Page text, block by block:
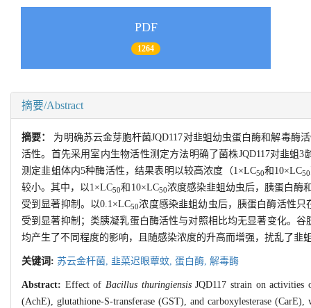
PDF
1264
摘要/Abstract
摘要： 为明确苏云金芽胞杆菌JQD117对韭蛆幼虫蛋白酶和解毒
活性。首先采用室内生物活性测定方法明确了菌株JQD117对韭蛆3
测定韭蛆体内5种酶活性，结果表明以较高浓度（1×LC50和10×LC50
较小。其中，以1×LC50和10×LC50浓度感染韭蛆幼虫后，胰蛋白酶
受到显著抑制。以0.1×LC50浓度感染韭蛆幼虫后，胰蛋白酶活性只
受到显著抑制；类胰凝乳蛋白酶活性与对照相比均无显著变化。
均产生了不同程度的影响，且随感染浓度的升高而增强，扰乱了
关键词: 苏云金杆菌, 韭菜迟眼蕈蚊, 蛋白酶, 解毒酶
Abstract: Effect ofBacillus thuringiensisJQD117 strain on activities
(AchE), glutathione-S-transferase (GST), and carboxylesterase (CarE),